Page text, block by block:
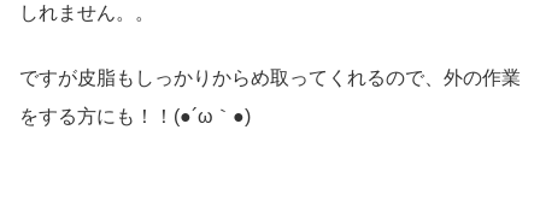
しれません。。
ですが皮脂もしっかりからめ取ってくれるので、外の作業
をする方にも！！(●´ω｀●)